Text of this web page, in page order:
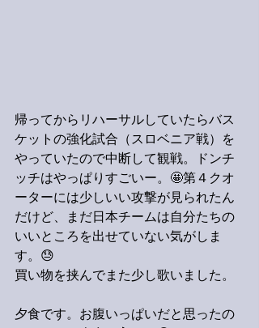
帰ってからリハーサルしていたらバス
ケットの強化試合（スロベニア戦）を
やっていたので中断して観戦。ドンチ
ッチはやっぱりすごいー。🤩第４クオ
ーターには少しいい攻撃が見られたん
だけど、まだ日本チームは自分たちの
いいところを出せていない気がしま
す。😓
買い物を挟んでまた少し歌いました。
夕食です。お腹いっぱいだと思ったの